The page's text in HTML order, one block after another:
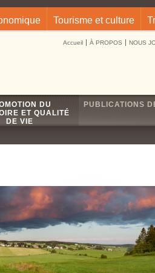
Tourisme et culture
Accueil À PROPOS NOUS
DU
ET QUALITÉ
DE VIE
PUBLICATIONS